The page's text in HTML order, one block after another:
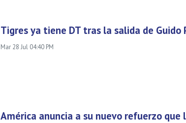
Tigres ya tiene DT tras la salida de Guido
Mar 28 Jul 04:40 PM
América anuncia a su nuevo refuerzo que